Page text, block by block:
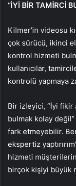
“İYİ BİR TAMİRCİ
Kilmer’in videosu
çok sürücü, ikinci
kontrol hizmeti
kullanıcılar,
kontrolü yapmaya
Bir izleyici, “İyi fikir
bulmak kolay
fark etmeyebilir.
ekspertiz
hizmeti
birçok kişiyi büyük